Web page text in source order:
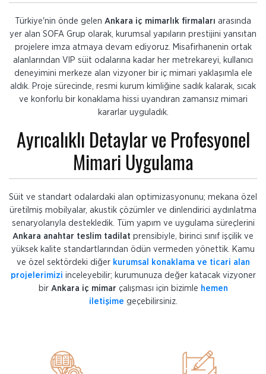
Türkiye'nin önde gelen Ankara iç mimarlık firmaları arasında
yer alan SOFA Grup olarak, kurumsal yapıların prestijini yansıtan
projelere imza atmaya devam ediyoruz. Misafirhanenin ortak
alanlarından VIP süit odalarına kadar her metrekareyi, kullanıcı
deneyimini merkeze alan vizyoner bir iç mimari yaklaşımla ele
aldık. Proje sürecinde, resmi kurum kimliğine sadık kalarak, sıcak
ve konforlu bir konaklama hissi uyandıran zamansız mimari
kararlar uyguladık.
Ayrıcalıklı Detaylar ve Profesyonel
Mimari Uygulama
Süit ve standart odalardaki alan optimizasyonunu; mekana özel
üretilmiş mobilyalar, akustik çözümler ve dinlendirici aydınlatma
senaryolarıyla destekledik. Tüm yapım ve uygulama süreçlerini
Ankara anahtar teslim tadilat prensibiyle, birinci sınıf işçilik ve
yüksek kalite standartlarından ödün vermeden yönettik. Kamu
ve özel sektördeki diğer kurumsal konaklama ve ticari alan
projelerimizi inceleyebilir; kurumunuza değer katacak vizyoner
bir Ankara iç mimar çalışması için bizimle hemen
iletişime geçebilirsiniz.